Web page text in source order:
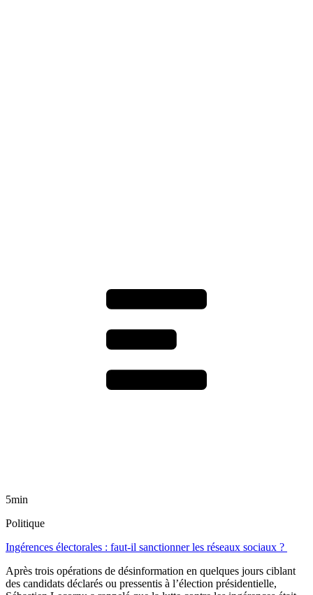
5min
Politique
Ingérences électorales : faut-il sanctionner les réseaux sociaux ?
Après trois opérations de désinformation en quelques jours ciblant
des candidats déclarés ou pressentis à l’élection présidentielle,